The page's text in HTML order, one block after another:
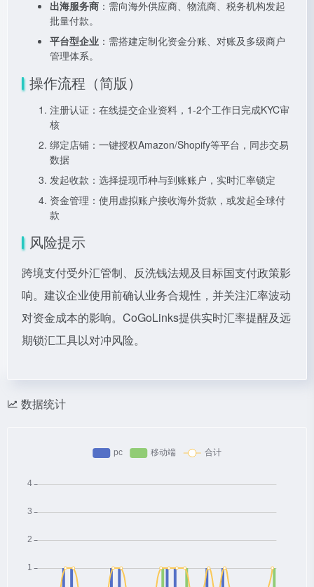
出海服务商 ：需向海外供应商、物流商、税务机构发起
批量付款。
平台型企业 ：需搭建定制化资金分账、对账及多级商户
管理体系。
操作流程（简版）
注册认证：在线提交企业资料，1-2个工作日完成KYC审
核
绑定店铺：一键授权Amazon/Shopify等平台，同步交易
数据
发起收款：选择提现币种与到账账户，实时汇率锁定
资金管理：使用虚拟账户接收海外货款，或发起全球付
款
风险提示
跨境支付受外汇管制、反洗钱法规及目标国支付政策影
响。建议企业使用前确认业务合规性，并关注汇率波动
对资金成本的影响。CoGoLinks提供实时汇率提醒及远
期锁汇工具以对冲风险。
数据统计